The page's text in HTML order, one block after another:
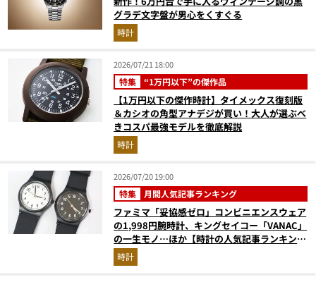
グラデ文字盤が男心をくすぐる
時計
2026/07/21 18:00
特集 “1万円以下”の傑作品
【1万円以下の傑作時計】タイメックス復刻版
＆カシオの角型アナデジが買い！大人が選ぶべ
きコスパ最強モデルを徹底解説
時計
2026/07/20 19:00
特集 月間人気記事ランキング
ファミマ「妥協感ゼロ」コンビニエンスウェア
の1,998円腕時計、キングセイコー「VANAC」
の一生モノ…ほか【時計の人気記事ランキング
ベスト3】（2026年6月版）
時計